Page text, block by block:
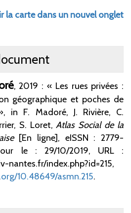
la carte dans un nouvel onglet
, 2019 : « Les rues privées :
géographique et poches de
in F. Madoré, J. Rivière, C.
S. Loret,Atlas Social de la
[En ligne], eISSN : 2779-
le : 29/10/2019, URL :
nantes.fr/index.php?id=215,
10.48649/asmn.215.